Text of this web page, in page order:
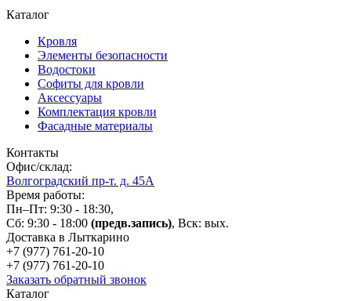
Каталог
Кровля
Элементы безопасности
Водостоки
Софиты для кровли
Аксессуары
Комплектация кровли
Фасадные материалы
Контакты
Офис/склад:
Волгоградский пр-т. д. 45А
Время работы:
Пн–Пт: 9:30 - 18:30,
Сб: 9:30 - 18:00 (предв.запись), Вск: вых.
Доставка в Лыткарино
+7 (977) 761-20-10
+7 (977) 761-20-10
Заказать обратный звонок
Каталог